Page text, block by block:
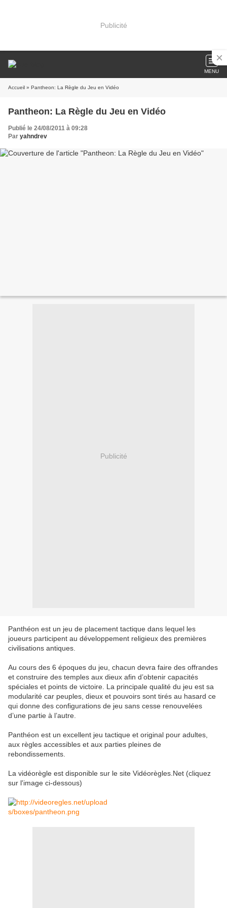
Publicité
MENU
Accueil » Pantheon: La Règle du Jeu en Vidéo
Pantheon: La Règle du Jeu en Vidéo
Publié le 24/08/2011 à 09:28
Par yahndrev
Publicité
Panthéon est un jeu de placement tactique dans lequel les
joueurs participent au développement religieux des premières
civilisations antiques.
Au cours des 6 époques du jeu, chacun devra faire des offrandes
et construire des temples aux dieux afin d’obtenir capacités
spéciales et points de victoire. La principale qualité du jeu est sa
modularité car peuples, dieux et pouvoirs sont tirés au hasard ce
qui donne des configurations de jeu sans cesse renouvelées
d’une partie à l’autre.
Panthéon est un excellent jeu tactique et original pour adultes,
aux règles accessibles et aux parties pleines de
rebondissements.
La vidéorègle est disponible sur le site Vidéorègles.Net (cliquez
sur l'image ci-dessous)